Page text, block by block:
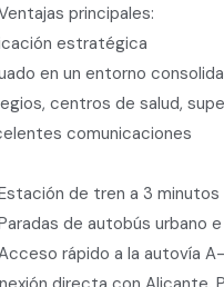
principales:
estratégica
en un entorno
centros de salud,
comunicaciones
de tren a 3 minutos
de autobús urbano
rápido a la autovía